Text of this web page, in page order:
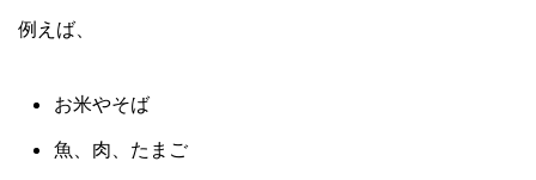
例えば、
お米やそば
魚、肉、たまご